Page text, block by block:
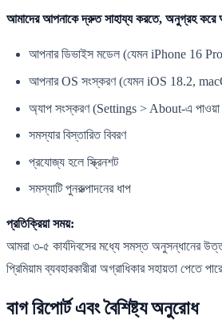
আমাদের আপনাকে দ্রুত সাহায্য করতে, অনুগ্রহ
আপনার ডিভাইস মডেল (যেমন iPhone 16
আপনার OS সংস্করণ (যেমন iOS 18.2,
অ্যাপ সংস্করণ (Settings > About-এ পাওয়া
সমস্যার বিস্তারিত বিবরণ
প্রযোজ্য হলে স্ক্রিনশট
সমস্যাটি পুনরুত্পাদনের ধাপ
প্রতিক্রিয়া সময়:
আমরা ৩-৫ কার্যদিবসের মধ্যে সমস্ত অনুসন্ধানের
প্রিমিয়াম ব্যবহারকারীরা অগ্রাধিকার সহায়তা পেতে
বাগ রিপোর্ট এবং বৈশিষ্ট্য অনুরোধ